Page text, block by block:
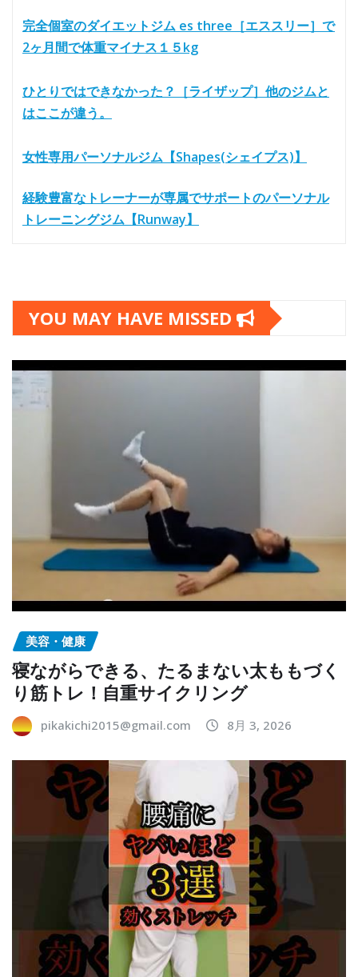
完全個室のダイエットジム es three［エススリー］で
2ヶ月間で体重マイナス１５kg
ひとりではできなかった？［ライザップ］他のジムと
はここが違う。
女性専用パーソナルジム【Shapes(シェイプス)】
経験豊富なトレーナーが専属でサポートのパーソナル
トレーニングジム【Runway】
YOU MAY HAVE MISSED
美容・健康
寝ながらできる、たるまない太ももづく
り筋トレ！自重サイクリング
pikakichi2015@gmail.com 8月 3, 2026